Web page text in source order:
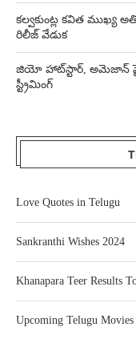
కల్వకుంట్ల కవిత ముఖ్య
రిలీజ్ వేడుక
జియో హాట్‌స్టార్, అమెజాన్
స్ట్రీమింగ్
Love Quotes in Telugu
Sankranthi Wishes 2024
Khanapara Teer Results
Upcoming Telugu Movies